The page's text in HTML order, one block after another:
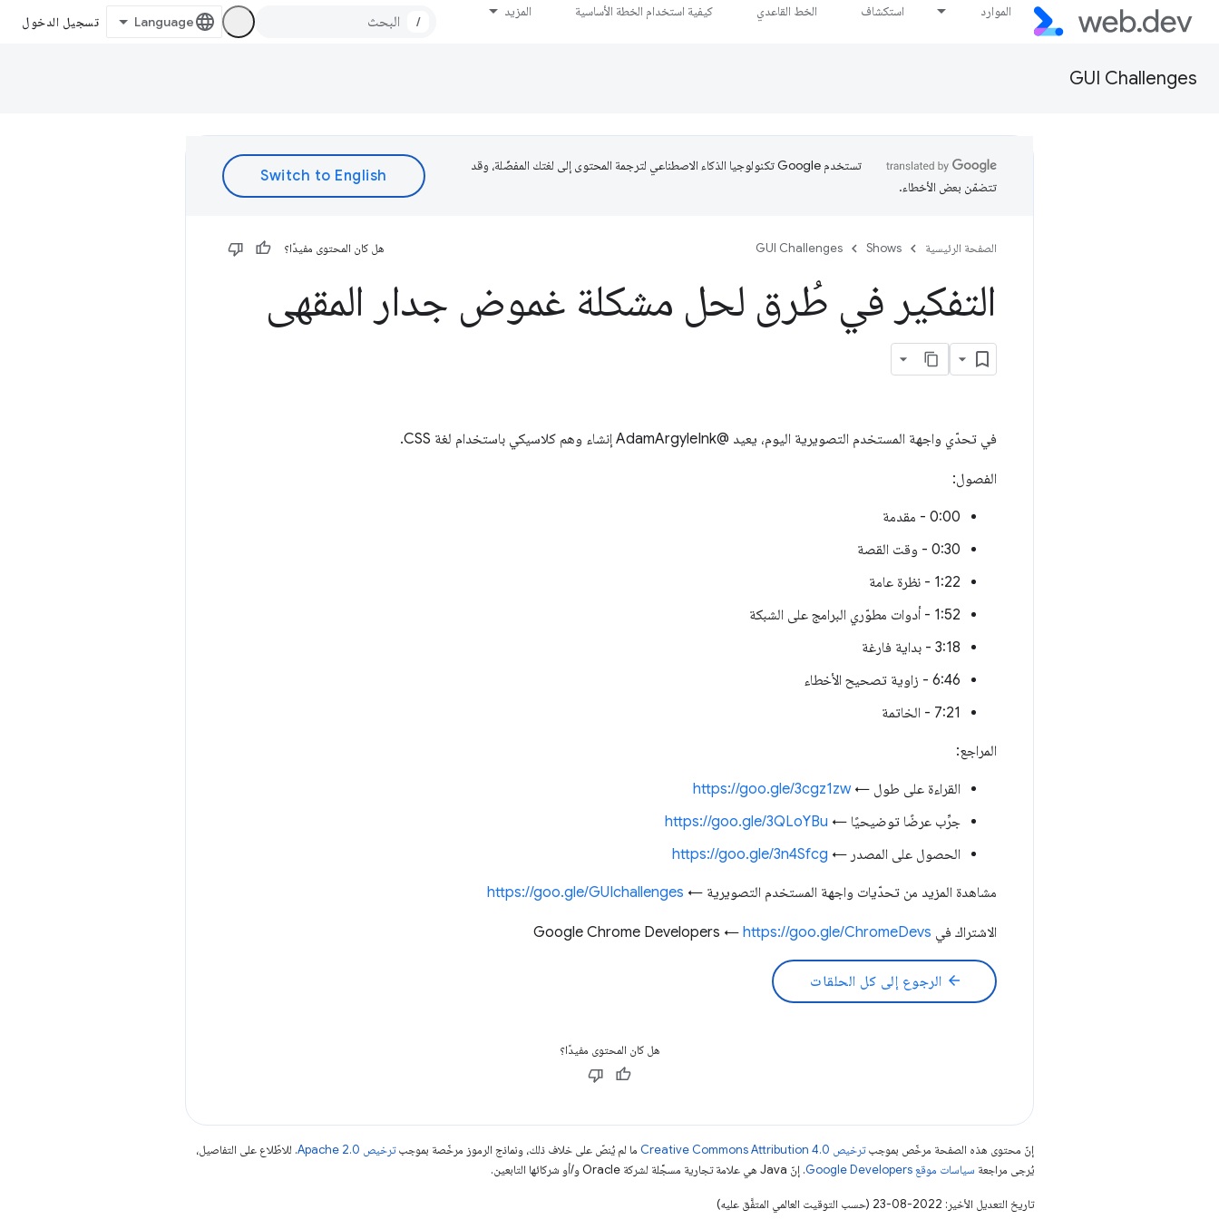
الموارد استكشاف الخط القاعدي كيفية استخدام الخطة الأساسية المزيد
/ تسجيل الدخول
GUI Challenges
تستخدم Google تكنولوجيا الذكاء الاصطناعي لترجمة المحتوى إلى لغتك المفضّلة، وقد
تتضمّن بعض الأخطاء.
الصفحة الرئيسية Shows
GUI Challenges هل كان المحتوى مفيدًا؟
التفكير في طُرق لحل مشكلة غموض جدار المقهى
في تحدّي واجهة المستخدم التصويرية اليوم، يعيد @AdamArgyleInk إنشاء وهم كلاسيكي باستخدام لغة CSS.
الفصول:
0:00 - مقدمة
0:30 - وقت القصة
1:22 - نظرة عامة
1:52 - أدوات مطوّري البرامج على الشبكة
3:18 - بداية فارغة
6:46 - زاوية تصحيح الأخطاء
7:21 - الخاتمة
المراجع:
القراءة على طول ←https://goo.gle/3cgz1zw
جرِّب عرضًا توضيحيًا ← https://goo.gle/3QLoYBu
الحصول على المصدر ← https://goo.gle/3n4Sfcg
مشاهدة المزيد من تحدّيات واجهة المستخدم التصويرية ← https://goo.gle/GUIchallenges
الاشتراك في Google Chrome Developers ← https://goo.gle/ChromeDevs
arrow_back الرجوع إلى كل الحلقات
هل كان المحتوى مفيدًا؟
إنّ محتوى هذه الصفحة مرخّص بموجبترخيص Creative Commons Attribution 4.0‏ ما لم يُنصّ على خلاف ذلك، ونماذج الرموز مرخّصة بموجبترخيص Apache 2.0‏
. للاطّلاع على التفاصيل،
يُرجى مراجعة سياسات موقع Google Developers‏ . إنّ Java هي علامة تجارية مسجَّلة لشركة Oracle و/أو شركائها التابعين.
تاريخ التعديل الأخير: 2022-08-23 (حسب التوقيت العالمي المتفَّق عليه)